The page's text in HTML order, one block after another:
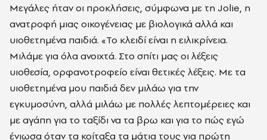
Μεγάλες ήταν οι προκλήσεις, σύμφωνα με τη Jolie, η
ανατροφή μιας οικογένειας με βιολογικά αλλά και
υιοθετημένα παιδιά. «Το κλειδί είναι η ειλικρίνεια.
Μιλάμε για όλα ανοιχτά. Στο σπίτι μας οι λέξεις
υιοθεσία, ορφανοτροφείο είναι θετικές λέξεις. Με τα
υιοθετημένα μου παιδιά δεν μιλάω για την
εγκυμοσύνη, αλλά μιλάω με πολλές λεπτομέρειες και
με αγάπη για το ταξίδι να τα βρω και για το πώς εγώ
ένιωσα όταν τα κοίταξα τα μάτια τους για πρώτη